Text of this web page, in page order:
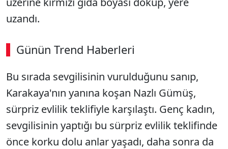
uzandı.
Günün Trend Haberleri
Bu sırada sevgilisinin vurulduğunu sanıp,
Karakaya'nın yanına koşan Nazlı Gümüş,
sürpriz evlilik teklifiyle karşılaştı. Genç kadın,
sevgilisinin yaptığı bu sürpriz evlilik teklifinde
önce korku dolu anlar yaşadı, daha sonra da